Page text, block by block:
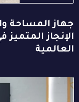
جهاز المساحة
الإنجاز
العالمية